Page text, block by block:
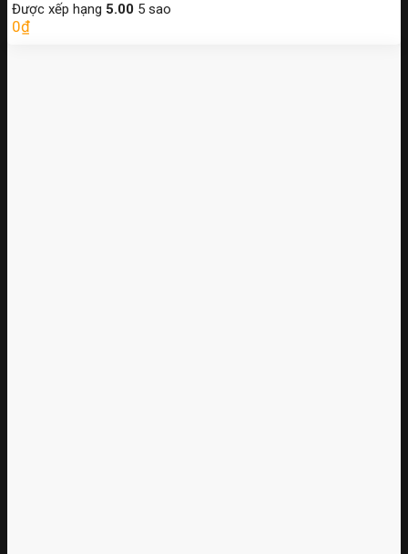
Được xếp hạng 5.00 5 sao
0₫